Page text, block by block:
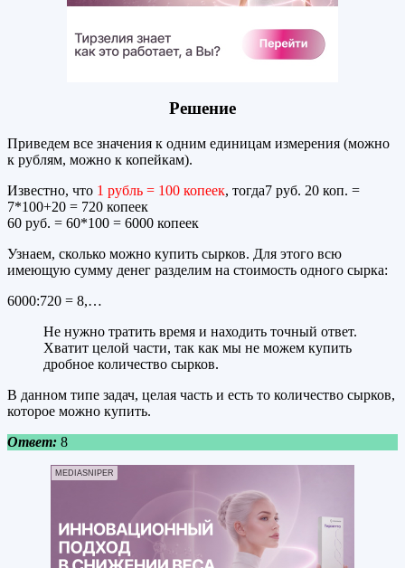
Решение
Приведем все значения к одним единицам измерения (можно
к рублям, можно к копейкам).
Известно, что 1 рубль = 100 копеек, тогда7 руб. 20 коп. =
7*100+20 = 720 копеек
60 руб. = 60*100 = 6000 копеек
Узнаем, сколько можно купить сырков. Для этого всю
имеющую сумму денег разделим на стоимость одного сырка:
6000:720 = 8,…
Не нужно тратить время и находить точный ответ.
Хватит целой части, так как мы не можем купить
дробное количество сырков.
В данном типе задач, целая часть и есть то количество сырков,
которое можно купить.
Ответ: 8
MEDIASNIPER